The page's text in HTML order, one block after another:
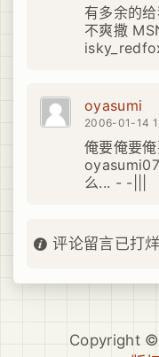
有多余的
不爽撒
oyasumi
2006-01-14
俺要俺要俺
么... - -|||
评论留言已打
Copyright